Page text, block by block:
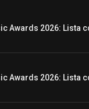
Awards 2026: Lista
Awards 2026: Lista